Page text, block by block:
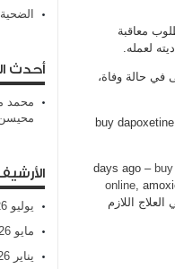
معاقبة
لعمله.
حالة وفاة،
buy
online,
اللازم
أحدث
محمد
يوليو 2026
مايو 2026
يناير 2026